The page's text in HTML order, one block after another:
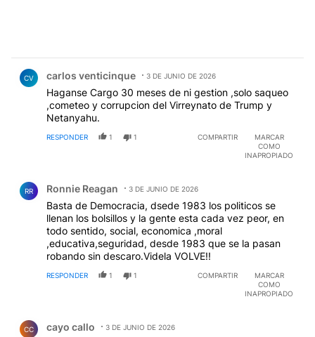
CV carlos venticinque 3 DE JUNIO DE 2026
Haganse Cargo 30 meses de ni gestion ,solo saqueo
,cometeo y corrupcion del Virreynato de Trump y
Netanyahu.
RESPONDER 1 1 COMPARTIR
MARCAR
COMO
INAPROPIADO
RR Ronnie Reagan 3 DE JUNIO DE 2026
Basta de Democracia, dsede 1983 los politicos se
llenan los bolsillos y la gente esta cada vez peor, en
todo sentido, social, economica ,moral
,educativa,seguridad, desde 1983 que se la pasan
robando sin descaro.Videla VOLVE!!
RESPONDER 1 1 COMPARTIR
MARCAR
COMO
INAPROPIADO
CC cayo callo 3 DE JUNIO DE 2026